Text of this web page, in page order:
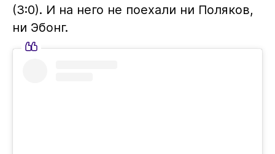
(3:0). И на него не поехали ни Поляков,
ни Эбонг.